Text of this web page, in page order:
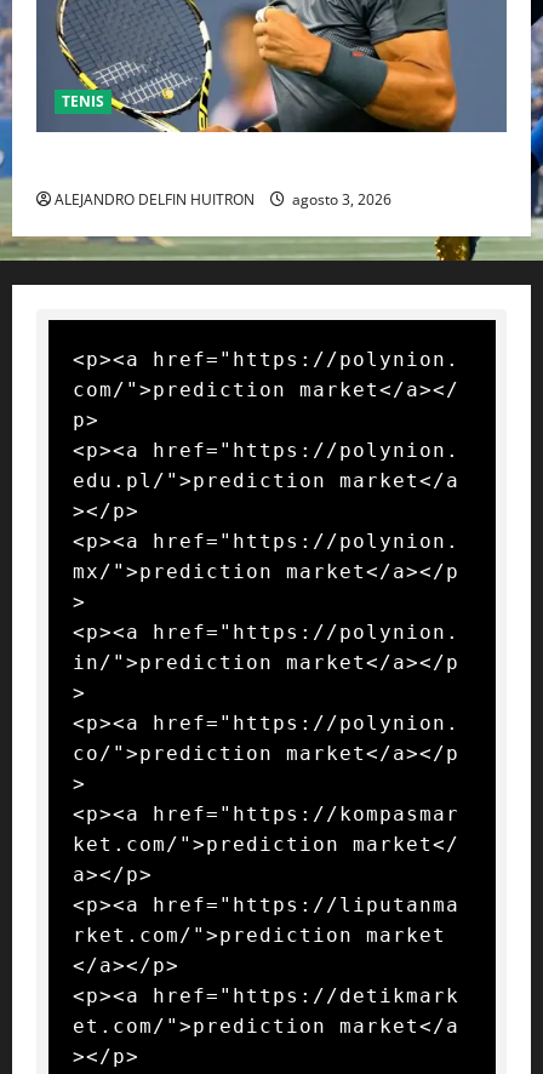
TENIS
ALEJANDRO DELFIN HUITRON agosto 3, 2026
<p><a href="https://polynion.
com/">prediction market</a></
p>
<p><a href="https://polynion.
edu.pl/">prediction market</a
></p>
<p><a href="https://polynion.
mx/">prediction market</a></p
>
<p><a href="https://polynion.
in/">prediction market</a></p
>
<p><a href="https://polynion.
co/">prediction market</a></p
>
<p><a href="https://kompasmar
ket.com/">prediction market</
a></p>
<p><a href="https://liputanma
rket.com/">prediction market
</a></p>
<p><a href="https://detikmark
et.com/">prediction market</a
></p>